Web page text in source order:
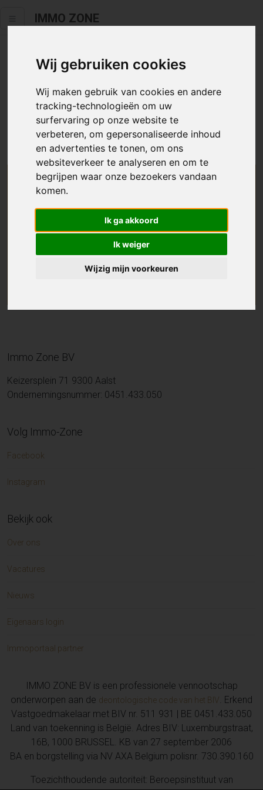
Wij gebruiken cookies
Wij maken gebruik van cookies en andere
tracking-technologieën om uw
surfervaring op onze website te
verbeteren, om gepersonaliseerde inhoud
en advertenties te tonen, om ons
websiteverkeer te analyseren en om te
begrijpen waar onze bezoekers vandaan
komen.
Ik ga akkoord
Ik weiger
Wijzig mijn voorkeuren
IMMO ZONE
Helaas staat dit zoekertje niet
meer online.
Neem zeker een kijkje in ons aanbod te koop
We helpen u graag zoeken
Maak hier een zoekprofiel aan en we houden u op
de hoogte van passend aanbod.
Immo Zone BV
Keizersplein 71 9300 Aalst
Ondernemingsnummer: 0451.433.050
Volg Immo-Zone
Facebook
Instagram
Bekijk ook
Over ons
Vacatures
Nieuws
Eigenaars login
Immoportaal partner
IMMO ZONE BV is een professionele vennootschap
onderworpen aan de deontologische code van het BIV. Erkend
Vastgoedmakelaar met BIV nr. 511 931 | BE 0451.433.050
Land van toekenning is België. Adres BIV: Luxemburgstraat,
16B, 1000 BRUSSEL. KB van 27 september 2006
BA en borgstelling via NV AXA Belgium polisnr. 730.390.160
Toezichthoudende autoriteit: Beroepsinstituut van